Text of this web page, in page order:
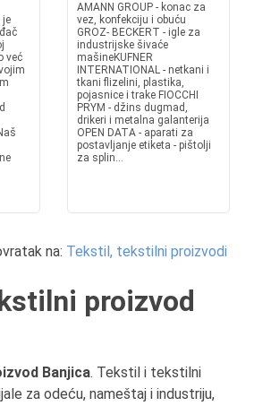
je
već
AMANN GROUP - konac za
vez, konfekciju i obuću
GROZ- BECKERT - igle za
industrijske šivaće
mašineKUFNER
INTERNATIONAL - netkani i
tkani flizelini, plastika,
pojasnice i trake FIOCCHI
PRYM - džins dugmad,
drikeri i metalna galanterija
OPEN DATA - aparati za
postavljanje etiketa - pištolji
za splin...
na: Tekstil, tekstilni proizvodi
proizvod
Banjica. Tekstil i tekstilni
za odeću, nameštaj i industriju,